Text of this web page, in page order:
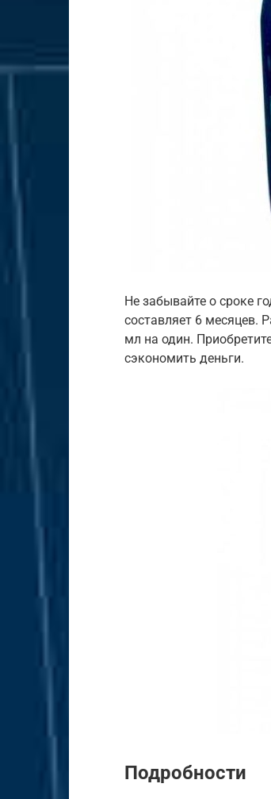
Не забывайте о сроке
составляет 6 месяцев.
мл на один.
сэкономить деньги.
Подробности